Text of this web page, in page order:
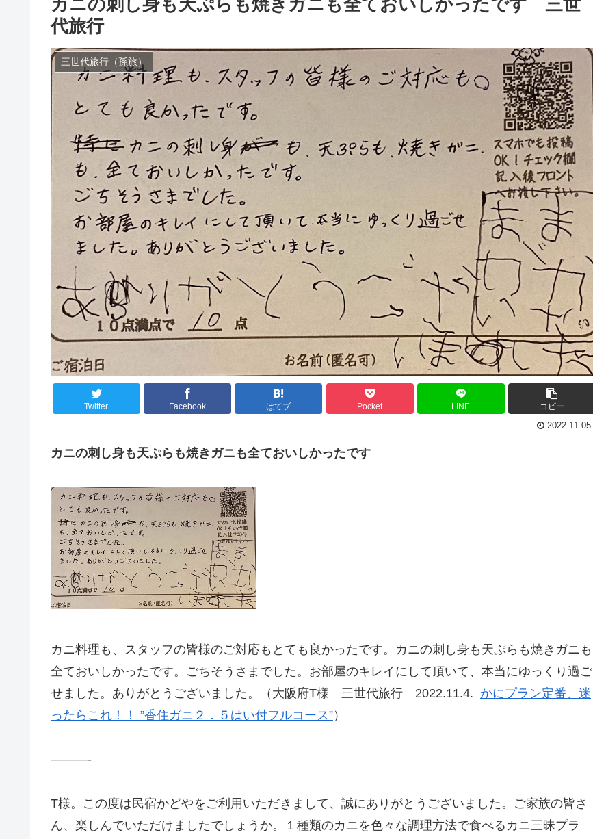
代旅行
三世代旅行（孫旅）
Twitter Facebook はてブ Pocket LINE コピー
2022.11.05
カニの刺し身も天ぷらも焼きガニも全ておいしかったです
カニ料理も、スタッフの皆様のご対応もとても良かったです。カニの刺し身も天ぷらも焼きガニも
全ておいしかったです。ごちそうさまでした。お部屋のキレイにして頂いて、本当にゆっくり過ご
せました。ありがとうございました。（大阪府T様 三世代旅行 2022.11.4. かにプラン定番、迷
ったらこれ！！ ”香住ガニ２．５はい付フルコース”）
———-
T様。この度は民宿かどやをご利用いただきまして、誠にありがとうございました。ご家族の皆さ
ん、楽しんでいただけましたでしょうか。１種類のカニを色々な調理方法で食べるカニ三昧プラ